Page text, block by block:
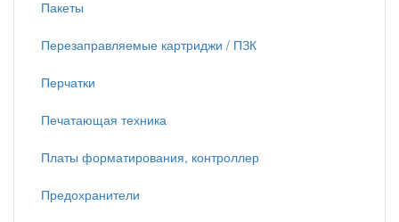
Пакеты
Перезаправляемые картриджи / ПЗК
Перчатки
Печатающая техника
Платы форматирования, контроллер
Предохранители